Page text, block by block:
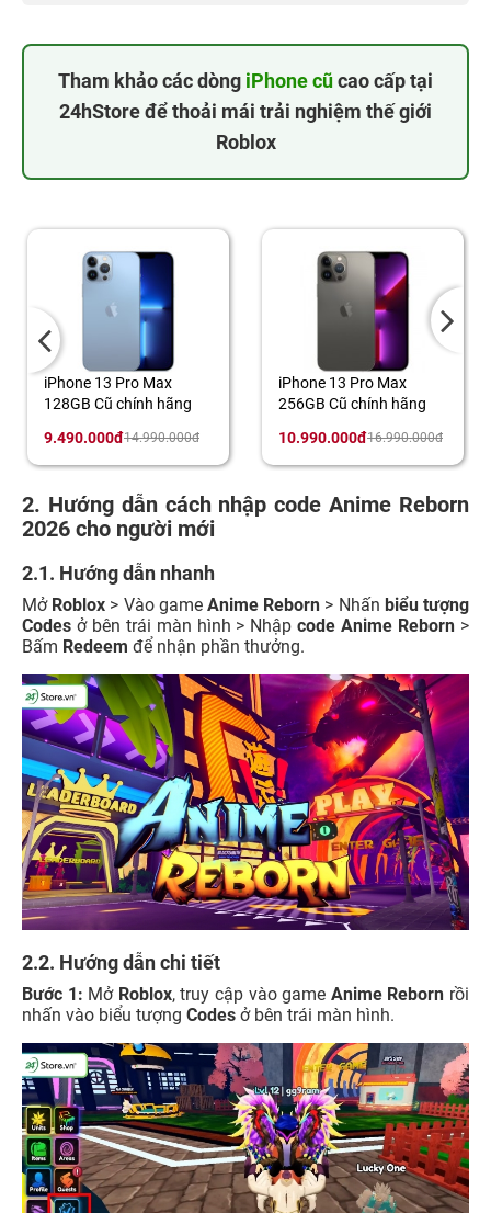
Tham khảo các dòng iPhone cũcao cấp tại
24hStore để thoải mái trải nghiệm thế giới
Roblox
iPhone 13 Pro Max
128GB Cũ chính hãng
9.490.000đ14.990.000đ
iPhone 13 Pro Max
256GB Cũ chính hãng
10.990.000đ16.990.000đ
2. Hướng dẫn cách nhập code Anime Reborn
2026 cho người mới
2.1. Hướng dẫn nhanh
Mở Roblox > Vào gameAnime Reborn > Nhấn biểu tượng
Codes ở bên trái màn hình > Nhậpcode Anime Reborn >
Bấm Redeem để nhận phần thưởng.
2.2. Hướng dẫn chi tiết
Bước 1: Mở Roblox, truy cập vào game Anime Reborn rồi
nhấn vào biểu tượng Codes ở bên trái màn hình.